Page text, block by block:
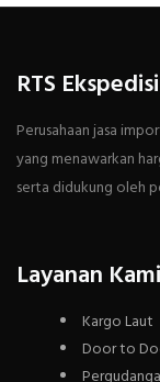
RTS
Perusahaan jasa
yang menawarkan
serta didukung oleh
Layanan Kami
Kargo Laut
Door to